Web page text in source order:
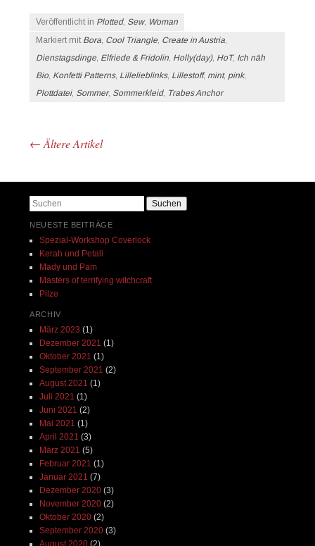
Veröffentlicht in Plotted, Sew, Woman
Markiert mit Bora Cool Triangle Create in Austria
Dienstagsdinge Elfriede & Fridolin Holly(day), HoT, Ich näh
Bio Konfetti Patterns, Lillelieblinks, Lillestoff, mint, pink,
Plottdatei, Sommer, Sommerkleid, Trabes Anchor
←Ältere Artikel
Suchen
NEUESTE BEITRÄGE
Spezial-Workshop Coverlock
Kerah und Petali
Mady und Pam
Masters of terrifying witchcraft
Pilze
ARCHIV
März 2023 (1)
Dezember 2021 (1)
Oktober 2021 (1)
September 2021 (2)
August 2021 (1)
Juli 2021 (1)
Juni 2021 (2)
Mai 2021 (1)
April 2021 (3)
März 2021 (5)
Februar 2021 (1)
Januar 2021 (7)
Dezember 2020(3)
November 2020(2)
Oktober 2020(2)
September 2020(3)
August 2020(2)